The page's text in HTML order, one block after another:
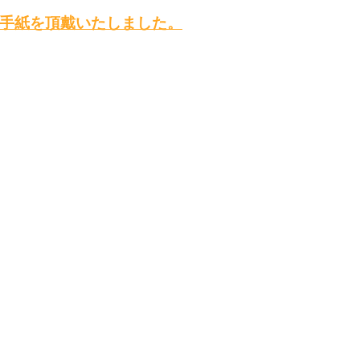
紙を頂戴いたしました。